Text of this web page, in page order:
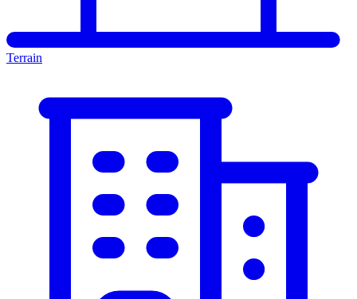
Terrain